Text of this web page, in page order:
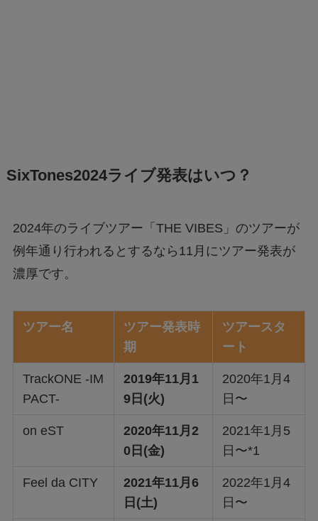
SixTones2024ライブ発表はいつ？
2024年のライブツアー「THE VIBES」のツアーが
例年通り行われるとするなら11月にツアー発表が
濃厚です。
ツアー名
ツアー発表時
期
ツアースタ
ート
TrackONE -IM
PACT-
2019年11月1
9日(火)
2020年1月4
日〜
on eST
2020年11月2
0日(金)
2021年1月5
日〜*1
Feel da CITY
2021年11月6
日(土)
2022年1月4
日〜